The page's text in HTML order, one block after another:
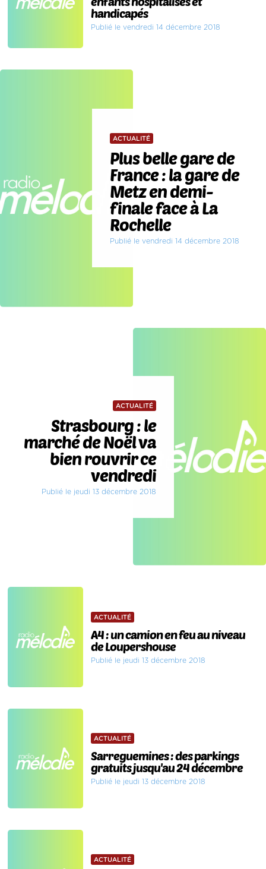
handicapés
Publié le vendredi 14 décembre 2018
ACTUALITÉ
Plus belle gare de
France : la gare de
Metz en demi-
finale face à La
Rochelle
Publié le vendredi 14 décembre 2018
ACTUALITÉ
Strasbourg : le
marché de Noël va
bien rouvrir ce
vendredi
Publié le jeudi 13 décembre 2018
ACTUALITÉ
A4 : un camion en feu au niveau
de Loupershouse
Publié le jeudi 13 décembre 2018
ACTUALITÉ
Sarreguemines : des parkings
gratuits jusqu'au 24 décembre
Publié le jeudi 13 décembre 2018
ACTUALITÉ